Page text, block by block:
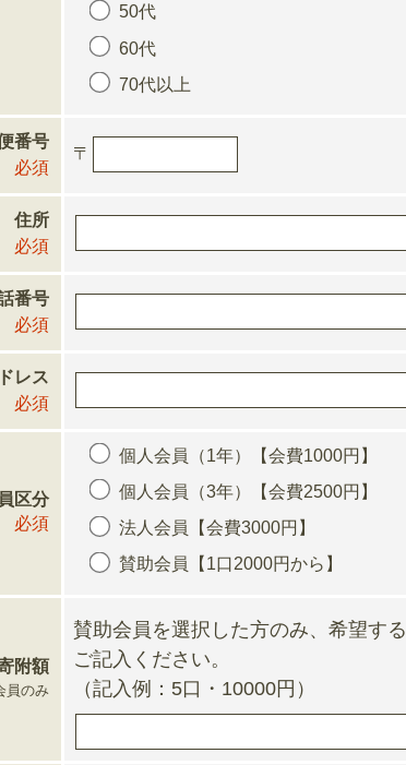
50代
60代
70代以上
番号
必須
〒
住所
必須
番号
必須
レス
必須
区分
必須
個人会員（1年）【会費1000円】
個人会員（3年）【会費2500円】
法人会員【会費3000円】
賛助会員【1口2000円から】
附額
員のみ
賛助会員を選択した方のみ、希望する
ご記入ください。
（記入例：5口・10000円）